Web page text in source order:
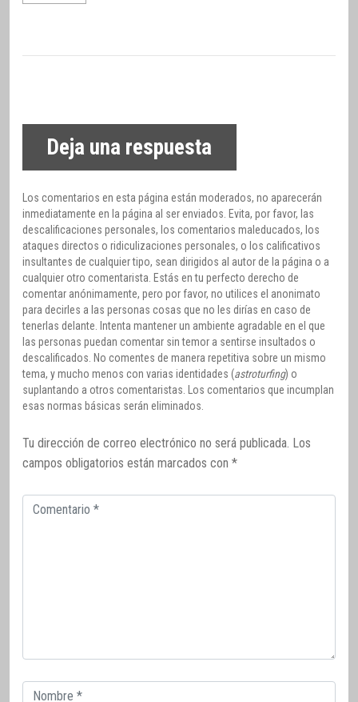
Deja una respuesta
Los comentarios en esta página están moderados, no aparecerán
inmediatamente en la página al ser enviados. Evita, por favor, las
descalificaciones personales, los comentarios maleducados, los
ataques directos o ridiculizaciones personales, o los calificativos
insultantes de cualquier tipo, sean dirigidos al autor de la página o a
cualquier otro comentarista. Estás en tu perfecto derecho de
comentar anónimamente, pero por favor, no utilices el anonimato
para decirles a las personas cosas que no les dirías en caso de
tenerlas delante. Intenta mantener un ambiente agradable en el que
las personas puedan comentar sin temor a sentirse insultados o
descalificados. No comentes de manera repetitiva sobre un mismo
tema, y mucho menos con varias identidades (astroturfing) o
suplantando a otros comentaristas. Los comentarios que incumplan
esas normas básicas serán eliminados.
Tu dirección de correo electrónico no será publicada. Los
campos obligatorios están marcados con *
Comentario
Correo